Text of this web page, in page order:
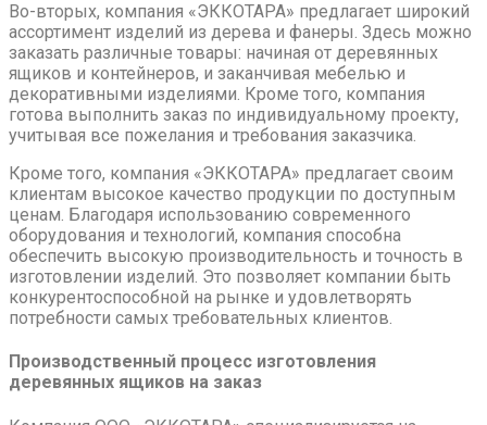
Во-вторых, компания «ЭККОТАРА» предлагает широкий
ассортимент изделий из дерева и фанеры. Здесь можно
заказать различные товары: начиная от деревянных
ящиков и контейнеров, и заканчивая мебелью и
декоративными изделиями. Кроме того, компания
готова выполнить заказ по индивидуальному проекту,
учитывая все пожелания и требования заказчика.
Кроме того, компания «ЭККОТАРА» предлагает своим
клиентам высокое качество продукции по доступным
ценам. Благодаря использованию современного
оборудования и технологий, компания способна
обеспечить высокую производительность и точность в
изготовлении изделий. Это позволяет компании быть
конкурентоспособной на рынке и удовлетворять
потребности самых требовательных клиентов.
Производственный процесс изготовления
деревянных ящиков на заказ